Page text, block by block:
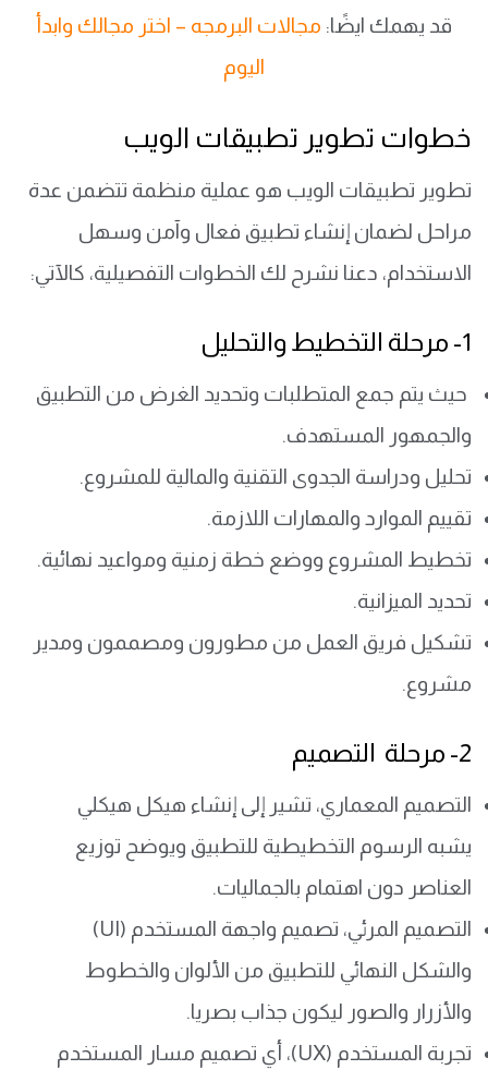
قد يهمك ايضًا: مجالات البرمجه – اختر مجالك وابدأ
اليوم
​خطوات تطوير تطبيقات الويب
تطوير تطبيقات الويب هو عملية منظمة تتضمن عدة
مراحل لضمان إنشاء تطبيق فعال وآمن وسهل
الاستخدام، دعنا نشرح لك الخطوات التفصيلية، كالآتي:
1- مرحلة التخطيط والتحليل
حيث يتم جمع المتطلبات وتحديد الغرض من التطبيق
والجمهور المستهدف.
تحليل ودراسة الجدوى التقنية والمالية للمشروع.
تقييم الموارد والمهارات اللازمة.
تخطيط المشروع ووضع خطة زمنية ومواعيد نهائية.
تحديد الميزانية.
تشكيل فريق العمل من مطورون ومصممون ومدير
مشروع.
2- مرحلة التصميم
التصميم المعماري، تشير إلى إنشاء هيكل هيكلي
يشبه الرسوم التخطيطية للتطبيق ويوضح توزيع
العناصر دون اهتمام بالجماليات.
التصميم المرئي، تصميم واجهة المستخدم (UI)
والشكل النهائي للتطبيق من الألوان والخطوط
والأزرار والصور ليكون جذاب بصريا.
تجربة المستخدم (UX)، أي تصميم مسار المستخدم